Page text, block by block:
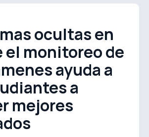
ocultas en
el monitoreo de
ayuda a
a
mejores